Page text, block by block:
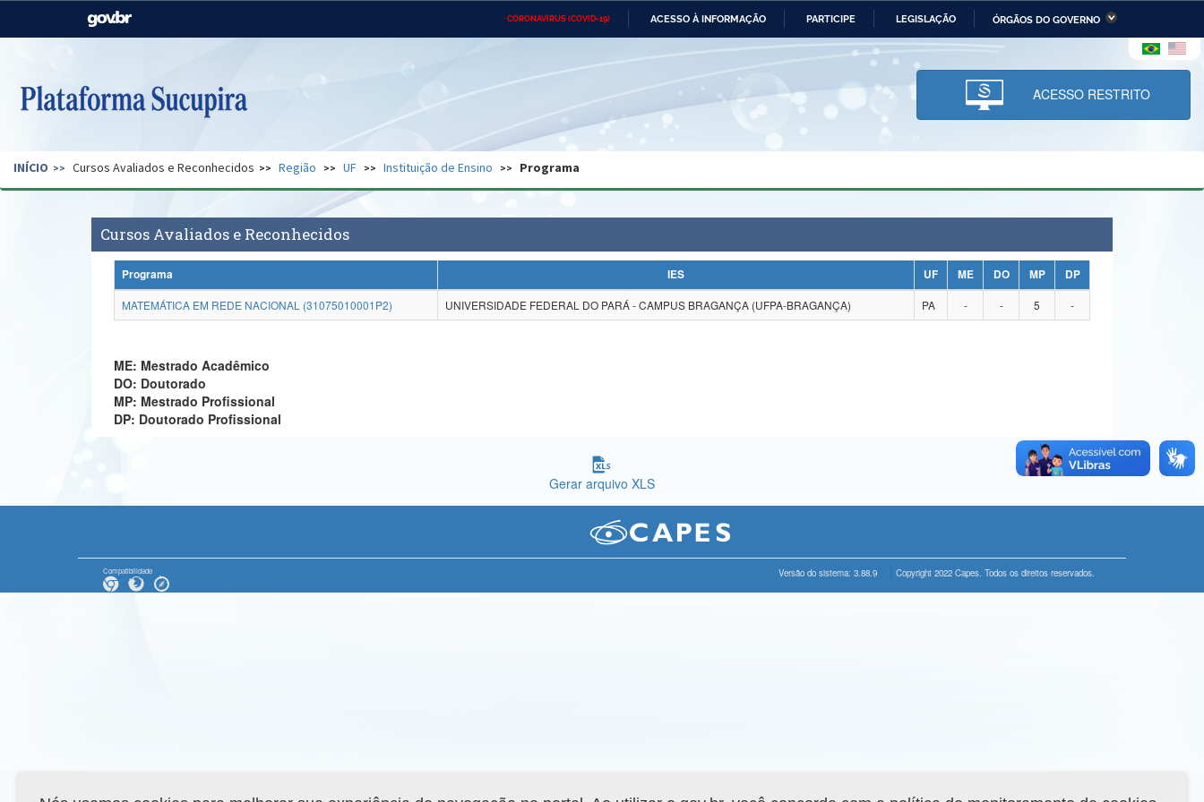
CORONAVÍRUS (COVID-19) ACESSO À INFORMAÇÃO PARTICIPE LEGISLAÇÃO ÓRGÃOS DO GOVERNO
Casa Civil Ministério das Relações Ministério da Economia Ministério da Infraestrutura
Pecuária e Abastecimento
Ministério da Ciência,
Tecnologia, Inovações e
Comunicações
Ministério do Desenvolvimento
Regional e dos Direitos Humanos
Secretaria de Governo Gabinete de Segurança Advocacia-Geral da União Banco Central do Brasil Planalto
ACESSO RESTRITO
INÍCIO Cursos Avaliados e Reconhecidos Região UF Instituição de Ensino Programa
Cursos Avaliados e Reconhecidos
Programa IES UF ME DO MP
DP
MATEMÁTICA EM REDE NACIONAL (31075010001P2)
UNIVERSIDADE FEDERAL DO PARÁ - CAMPUS BRAGANÇA (UFPA-BRAGANÇA) PA - - 5 -
ME: Mestrado Acadêmico
DO: Doutorado
MP: Mestrado Profissional
DP: Doutorado Profissional
Gerar arquivo XLS
Compatibilidade Versão do sistema: 3.88.9 Copyright 2022 Capes. Todos os direitos reservados.